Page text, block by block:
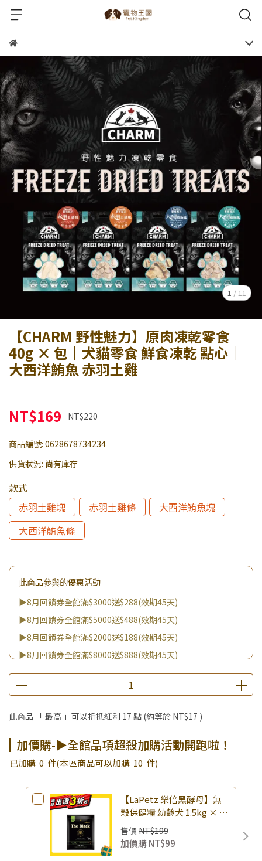
1 / 11
【CHARM 野性魅力】原肉凍乾零食
40g × 包｜犬貓零食 鮮食凍乾 點心｜
大西洋鮪魚 赤羽土雞
NT$169 NT$220
商品編號: 0628678734234
供貨狀況: 尚有庫存
款式
赤羽土雞塊
赤羽土雞條
大西洋鮪魚塊
大西洋鮪魚條
此商品參與的優惠活動
▶8月回饋券全館滿$3000送$288(效期45天)
▶8月回饋券全館滿$5000送$488(效期45天)
▶8月回饋券全館滿$2000送$188(效期45天)
▶8月回饋券全館滿$8000送$888(效期45天)
▶消費滿999｜享超值價$299加購BIO UP面膜
▶全館不限消費金額｜享超值價$19起 加購自然主義嚐鮮試吃
▶王國加購活動 訂單享超值優惠價加購好物
▶全館品項超殺加購活動開跑啦！
此商品 「 最高 」可以折抵紅利 17 點 (約等於 NT$17 )
加價購-▶全館品項超殺加購活動開跑啦！
已加購 0 件(本區商品可以加購 10 件)
【LaPetz 樂倍黑酵母】無
榖保健糧 幼齡犬 1.5kg × 包
｜(廠效期20260818) 狗乾糧
狗飼料 幼犬飼料 無穀配方｜
即期品
售價 NT$199
加價購NT$99